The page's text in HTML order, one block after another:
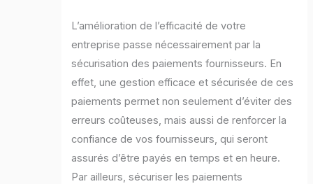
L’amélioration de l’efficacité de votre
entreprise passe nécessairement par la
sécurisation des paiements fournisseurs. En
effet, une gestion efficace et sécurisée de ces
paiements permet non seulement d’éviter des
erreurs coûteuses, mais aussi de renforcer la
confiance de vos fournisseurs, qui seront
assurés d’être payés en temps et en heure.
Par ailleurs, sécuriser les paiements